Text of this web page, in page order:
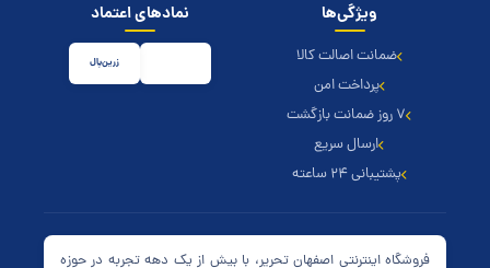
ویژگی‌ها
ضمانت اصالت کالا
پرداخت امن
۷ روز ضمانت بازگشت
ارسال سریع
پشتیبانی ۲۴ ساعته
نمادهای اعتماد
زرین‌پال
فروشگاه اینترنتی اصفهان تحریر، با بیش از یک دهه تجربه در حوزه